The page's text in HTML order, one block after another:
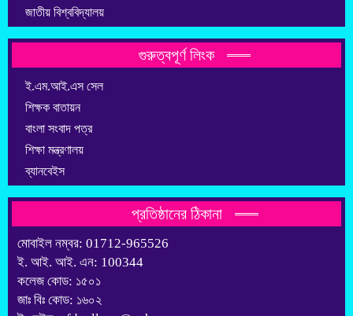
জাতীয় বিশ্ববিদ্যালয়
গুরুত্বপূর্ণ লিংক
ই.এম.আই.এস সেল
শিক্ষক বাতায়ন
বাংলা সংবাদ পত্র
শিক্ষা মন্ত্রণালয়
ব্যানবেইস
প্রতিষ্ঠানের ঠিকানা
মোবাইল নম্বর: 01712-965526
ই. আই. আই. এন: 100344
কলেজ কোড: ১৫০১
জাঃ বিঃ কোড: ১৬০২